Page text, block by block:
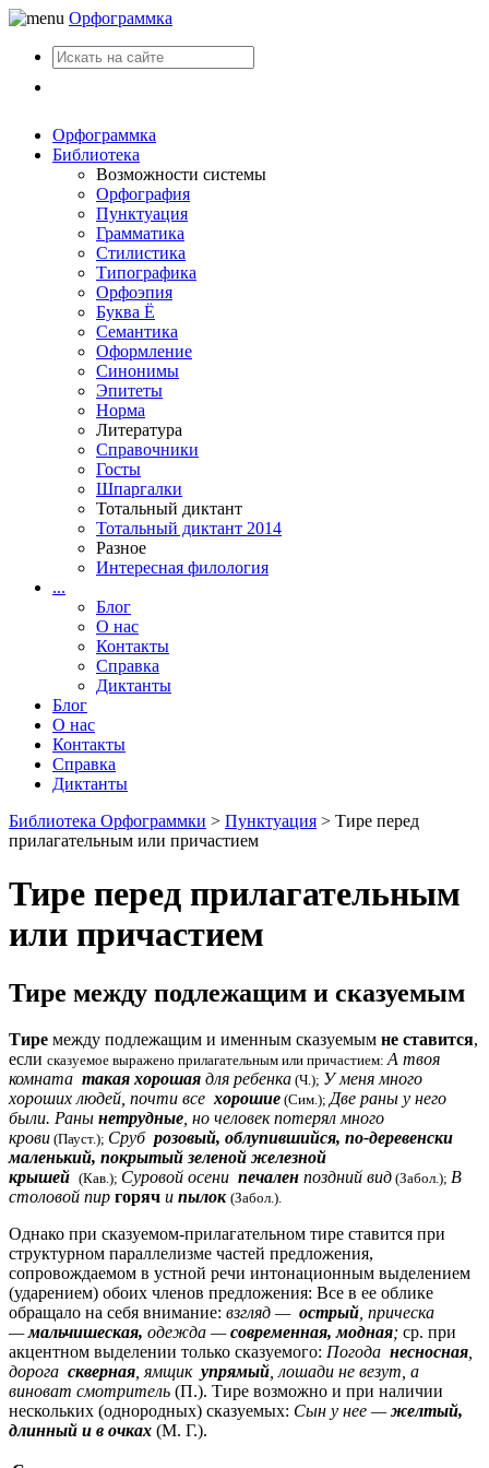
Орфограммка
Орфограммка
Библиотека
Возможности системы
Орфография
Пунктуация
Грамматика
Стилистика
Типографика
Орфоэпия
Буква Ё
Семантика
Оформление
Синонимы
Эпитеты
Норма
Литература
Справочники
Госты
Шпаргалки
Тотальный диктант
Тотальный диктант 2014
Разное
Интересная филология
...
Блог
О нас
Контакты
Справка
Диктанты
Блог
О нас
Контакты
Справка
Диктанты
Библиотека Орфограммки > Пунктуация > Тире перед
прилагательным или причастием
Тире перед прилагательным
или причастием
Тире между подлежащим и сказуемым
Тире между подлежащим и именным сказуемым не ставится,
если сказуемое выражено прилагательным или причастием: А твоя
комната такая хорошая для ребенка (Ч.); У меня много
хороших людей, почти все хорошие (Сим.); Две раны у него
были. Раны нетрудные , но человек потерял много
крови (Пауст.); Сруб розовый, облупившийся, по-деревенски
маленький, покрытый зеленой железной
крышей (Кав.); Суровой осени печален поздний вид (Забол.); В
столовой пир горяч и пылок (Забол.).
Однако при сказуемом-прилагательном тире ставится при
структурном параллелизме частей предложения,
сопровождаемом в устной речи интонационным выделением
(ударением) обоих членов предложения: Все в ее облике
обращало на себя внимание: взгляд — острый , прическа
—мальчишеская, одежда —современная, модная; ср. при
акцентном выделении только сказуемого: Погода несносная
дорога скверная , ямщик упрямый , лошади не везут, а
виноват смотритель (П.). Тире возможно и при наличии
нескольких (однородных) сказуемых: Сын у нее —желтый,
длинный и в очках (М. Г.).